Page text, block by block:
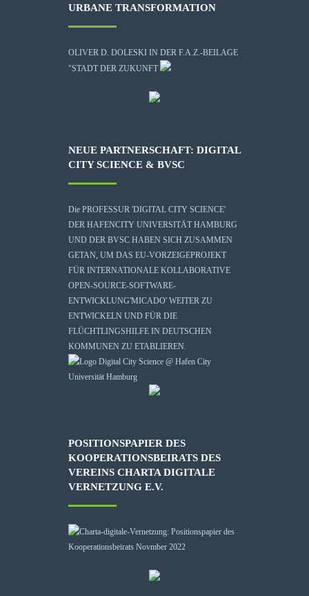
URBANE TRANSFORMATION
OLIVER D. DOLESKI IN DER F.A.Z.-BEILAGE
"STADT DER ZUKUNFT
NEUE PARTNERSCHAFT: DIGITAL
CITY SCIENCE & BVSC
Die PROFESSUR 'DIGITAL CITY SCIENCE'
DER HAFENCITY UNIVERSITÄT HAMBURG
UND DER BVSC HABEN SICH ZUSAMMEN
GETAN, UM DAS EU-VORZEIGEPROJEKT
FÜR INTERNATIONALE KOLLABORATIVE
OPEN-SOURCE-SOFTWARE-
ENTWICKLUNG'MICADO' WEITER ZU
ENTWICKELN UND FÜR DIE
FLÜCHTLINGSHILFE IN DEUTSCHEN
KOMMUNEN ZU ETABLIEREN.
POSITIONSPAPIER DES
KOOPERATIONSBEIRATS DES
VEREINS CHARTA DIGITALE
VERNETZUNG E.V.